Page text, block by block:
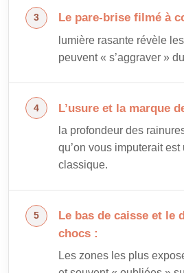
Le pare-brise filmé à
lumière rasante révèle
peuvent « s’aggraver »
L’usure et la marque
la profondeur des
qu’on vous imputerait
classique.
Le bas de caisse et le
chocs :
Les zones les plus